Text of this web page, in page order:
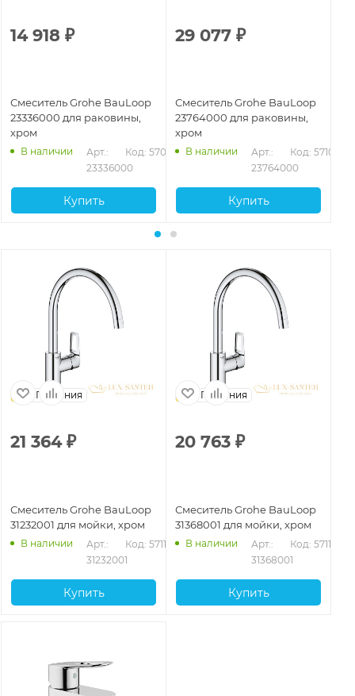
14 918 ₽
Смеситель Grohe BauLoop
23336000 для раковины,
хром
В наличии
Арт.:
23336000
Код: 57095
Купить
29 077 ₽
Смеситель Grohe BauLoop
23764000 для раковины,
хром
В наличии
Арт.:
23764000
Код: 57106
Купить
Германия
21 364₽
Смеситель Grohe BauLoop
31232001 для мойки, хром
В наличии
Арт.:
31232001
Код: 57112
Купить
Германия
20 763 ₽
Смеситель Grohe BauLoop
31368001 для мойки, хром
В наличии
Арт.:
31368001
Код: 57113
Купить